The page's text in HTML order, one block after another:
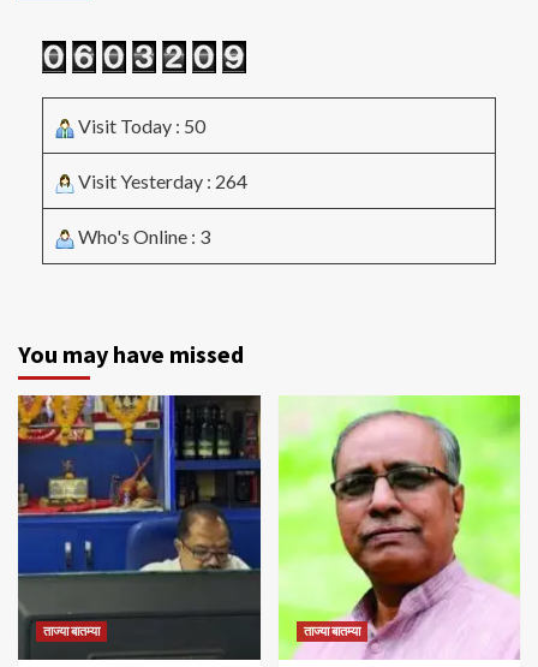
Visit Today : 50
Visit Yesterday : 264
Who's Online : 3
You may have missed
ताज्या बातम्या ताज्या बातम्या